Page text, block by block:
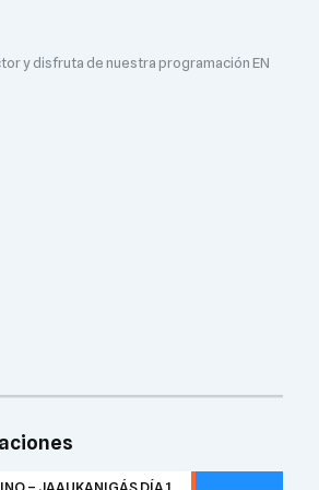
y disfruta de nuestra programación EN